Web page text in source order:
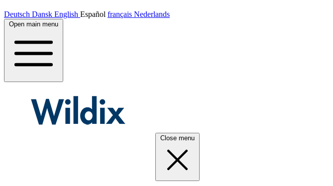
Deutsch Dansk English Español français Nederlands
Open main menu
Close menu